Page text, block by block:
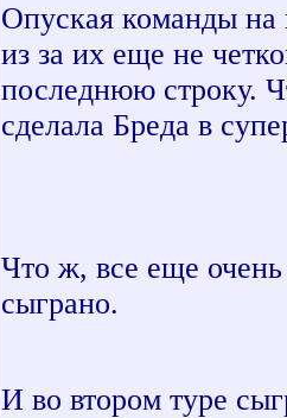
Опуская команды на
из за их еще не
последнюю строку.
сделала Бреда в
Что ж, все еще
сыграно.
И во втором туре